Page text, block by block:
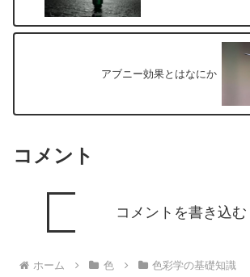
アブニー効果とはなにか
コメント
コメントを書き込む
ホーム 色 色彩学の基礎知識